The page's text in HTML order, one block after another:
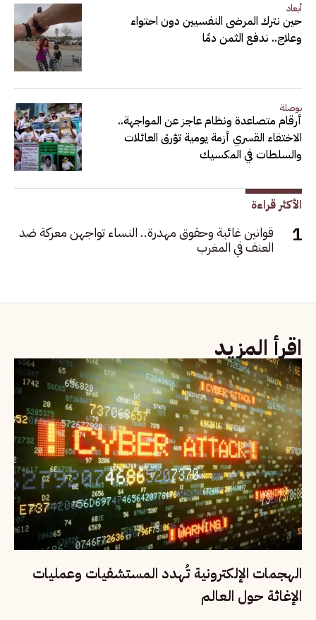
أبعاد
حين نترك المرضى النفسيين دون احتواء
وعلاج.. ندفع الثمن دمًا
بوصلة
أرقام متصاعدة ونظام عاجز عن المواجهة..
الاختفاء القسري أزمة يومية تؤرق العائلات
والسلطات في المكسيك
الأكثر قراءة
قوانين غائبة وحقوق مهدرة.. النساء تواجهن معركة ضد
العنف في المغرب
اقرأ المزيد
الهجمات الإلكترونية تُهدد المستشفيات وعمليات
الإغاثة حول العالم